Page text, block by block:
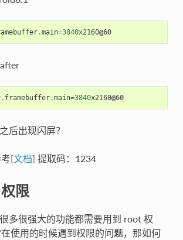
.main=3840x2160@60
. framebuffer.main=3840x2160@60
后出现闪屏？
[文档] 提取码：1234
限
多很强大的功能都需要用到 root 权
使用的时候遇到权限的问题，那如何